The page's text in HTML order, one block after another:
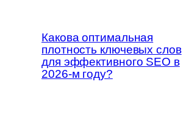
Какова оптимальная
плотность ключевых слов
для эффективного SEO в
2026-м году?